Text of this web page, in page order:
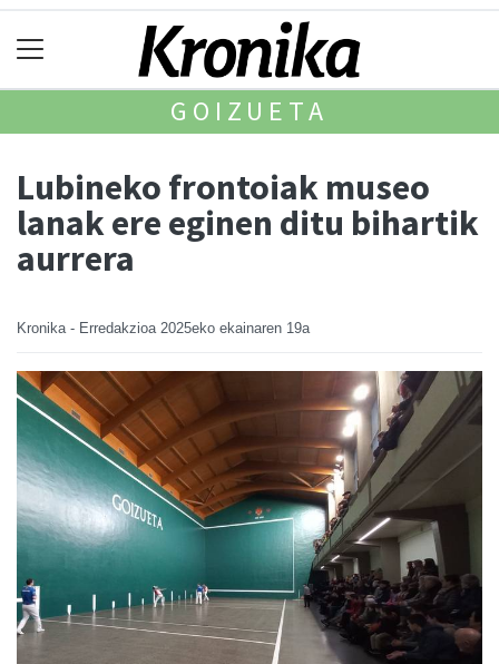
GOIZUETA
Lubineko frontoiak museo
lanak ere eginen ditu bihartik
aurrera
Kronika - Erredakzioa 2025eko ekainaren 19a